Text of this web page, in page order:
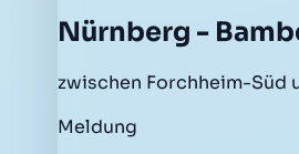
Nürnberg -
zwischen Forchheim-Süd
Meldung